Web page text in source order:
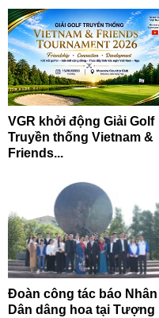
VGR khởi động Giải Golf
Truyền thống Vietnam &
Friends...
Đoàn công tác báo Nhân
Dân dâng hoa tại Tượng